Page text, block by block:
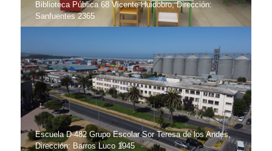
Biblioteca Pública 68 Vicente Huidobro, Dirección:
Sanfuentes 2365
Escuela D-482 Grupo Escolar Sor Teresa de los Andes,
Dirección: Barros Luco 1945